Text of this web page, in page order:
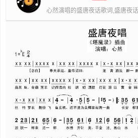
心然演唱的盛唐夜话歌词,盛唐夜